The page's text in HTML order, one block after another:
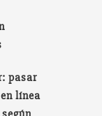
pasar
línea